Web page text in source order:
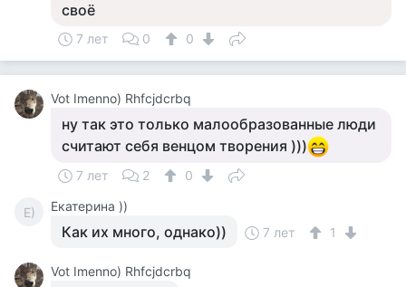
своё
7 лет 0 0
Vot Imenno) Rhfcjdcrbq
ну так это только малообразованные люди
считают себя венцом творения )))
7 лет 2 0
Е) Екатерина ))
Как их много, однако)) 7 лет 1
Vot Imenno) Rhfcjdcrbq